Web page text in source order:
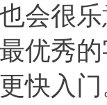
会很
优秀
快入